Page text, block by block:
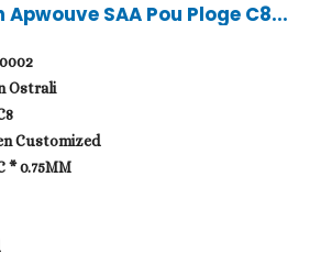
Apwouve SAA Pou Ploge C8...
Ostrali
Customized
* 0.75MM